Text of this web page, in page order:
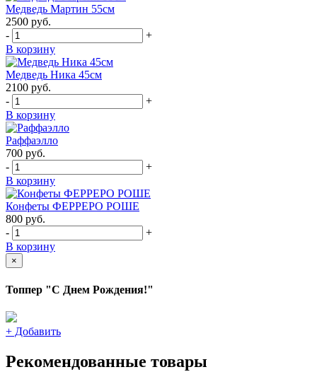
Медведь Мартин 55см
2500 руб.
-
+
В корзину
Медведь Ника 45см
2100 руб.
-
+
В корзину
Раффаэлло
700 руб.
-
+
В корзину
Конфеты ФЕРРЕРО РОШЕ
800 руб.
-
+
В корзину
×
Топпер "С Днем Рождения!"
+ Добавить
Рекомендованные товары